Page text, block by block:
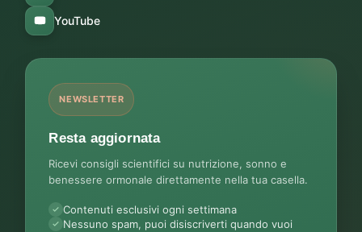
YouTube
NEWSLETTER
Resta aggiornata
Ricevi consigli scientifici su nutrizione, sonno e
benessere ormonale direttamente nella tua casella.
Contenuti esclusivi ogni settimana
Nessuno spam, puoi disiscriverti quando vuoi